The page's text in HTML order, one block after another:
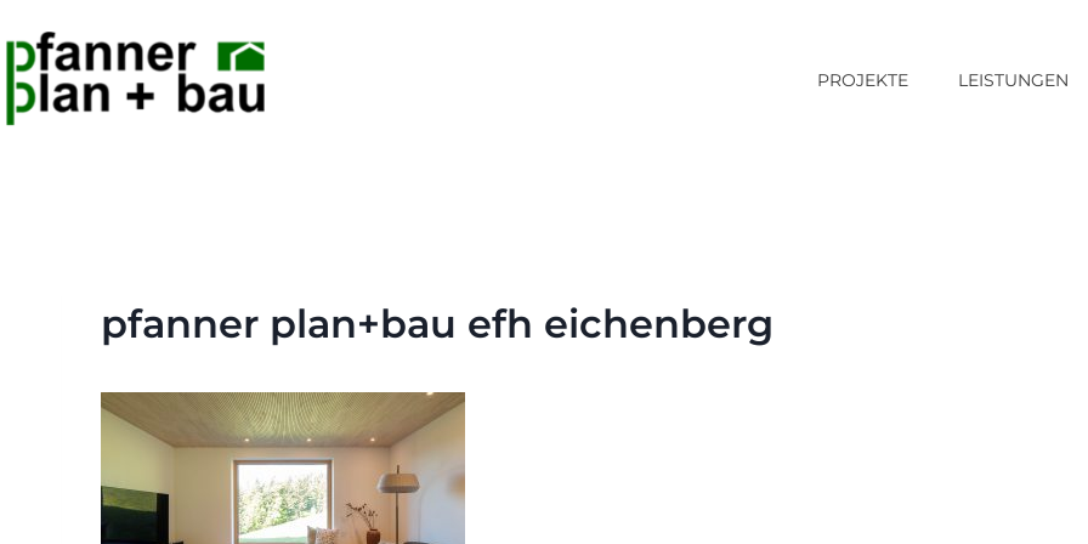
PROJEKTE LEISTUNGEN
pfanner plan+bau efh eichenberg